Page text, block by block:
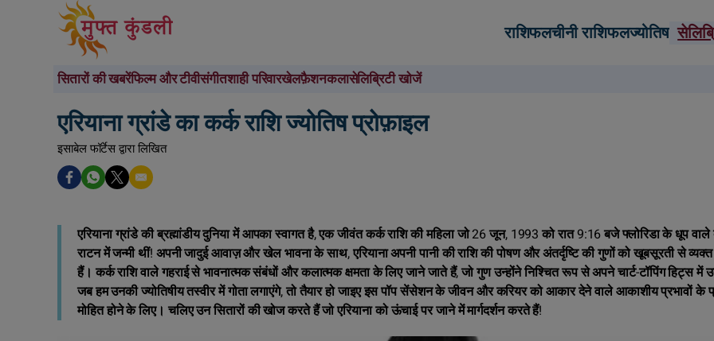
राशिफलचीनी राशिफलज्योतिष
सितारों की खबरेंफिल्म और टीवीसंगीतशाही परिवारखेलफ़ैशनकलासेलिब्रिटी खोजें
एरियाना ग्रांडे का कर्क राशि ज्योतिष प्रोफ़ाइल
इसाबेल फॉर्टेस द्वारा लिखित
एरियाना ग्रांडे की ब्रह्मांडीय दुनिया में आपका स्वागत है, एक जीवंत कर्क राशि की महिला जो 26 जून, 1993 को रात 9:16 बजे फ्लोरिडा के धूप वाले
राटन में जन्मी थीं! अपनी जादुई आवाज़ और खेल भावना के साथ, एरियाना अपनी पानी की राशि की पोषण और अंतर्दृष्टि की गुणों को खूबसूरती से
हैं। कर्क राशि वाले गहराई से भावनात्मक संबंधों और कलात्मक क्षमता के लिए जाने जाते हैं, जो गुण उन्होंने निश्चित रूप से अपने चार्ट-टॉपिंग हिट्स में
जब हम उनकी ज्योतिषीय तस्वीर में गोता लगाएंगे, तो तैयार हो जाइए इस पॉप सेंसेशन के जीवन और करियर को आकार देने वाले आकाशीय प्रभावों के
मोहित होने के लिए। चलिए उन सितारों की खोज करते हैं जो एरियाना को ऊंचाई पर जाने में मार्गदर्शन करते हैं!